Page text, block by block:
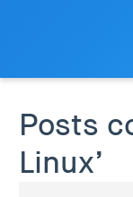
Posts
Linux’